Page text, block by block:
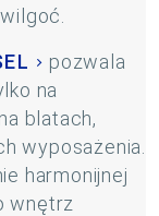
pozwala
na
blatach,
wyposażenia.
harmonijnej
wnętrz